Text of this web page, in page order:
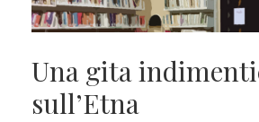
Una gita
sull’Etna